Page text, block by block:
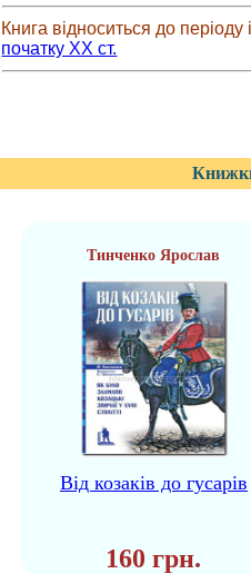
Книга відноситься до періоду
початку XX ст.
Тинченко Ярослав
Від козаків до гусарів
160 грн.